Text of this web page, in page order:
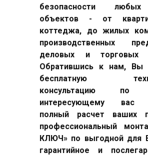
безопасности
объектов - от
коттеджа, до жилых
производственных
деловых и торговых
Обратившись к нам, Вы
бесплатную
консультацию по
интересующему вас
полный расчет ваших
профессиональный
КЛЮЧ» по выгодной для
гарантийное и